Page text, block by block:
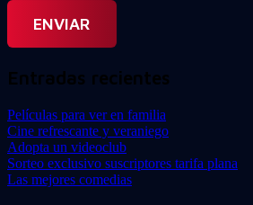
Entradas recientes
Películas para ver en familia
Cine refrescante y veraniego
Adopta un videoclub
Sorteo exclusivo suscriptores tarifa plana
Las mejores comedias